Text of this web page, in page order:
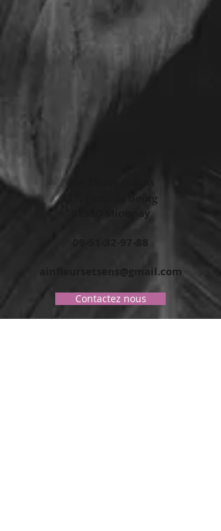
200€ - 80cm de diamètre
Ain Fleurs et Sens
127, route de Bourg
​​​​​​​​​​​​​​​​​​​​01390 Mionnay
ainfleursetsens@gmail.com
Contactez nous